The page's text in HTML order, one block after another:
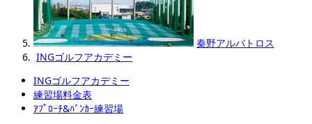
秦野アルバトロス
INGゴルフアカデミー
INGゴルフアカデミー
練習場料金表
ｱﾌﾟﾛｰﾁ&ﾊﾞﾝｶｰ練習場